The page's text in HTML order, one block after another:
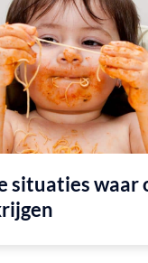
situaties waar